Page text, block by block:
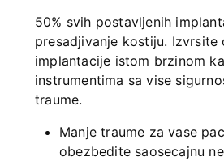
50% svih postavljenih
presadjivanje kostiju. Izvrsite
implantacije istom brzinom
instrumentima sa vise
traume.
Manje traume za vase
obezbedite saosecajnu